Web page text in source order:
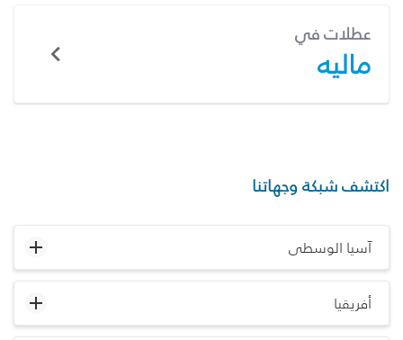
عطلات في
ماليه
اكتشف شبكة وجهاتنا
آسيا الوسطى
أفريقيا